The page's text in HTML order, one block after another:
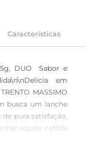
Características
DUO  Sabor e
em
MASSIMO
busca um lanche
pura satisfação,
aquele caféda